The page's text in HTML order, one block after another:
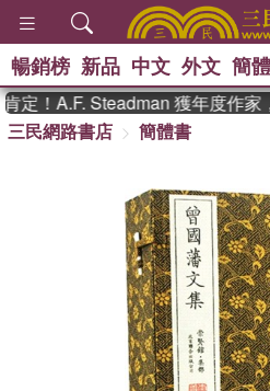
史是一
獎 臺灣
登輝時
偉大的
暢銷榜 新品 中文 外文 簡體
！A.F. Steadman 獲年度作家
三民網路書店
簡體書